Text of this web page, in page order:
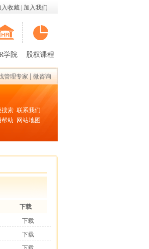
入收藏 加入我们
学院 股权课程
管理专家 微咨询
搜索 联系我们
帮助
网站地图
下载
下载
下载